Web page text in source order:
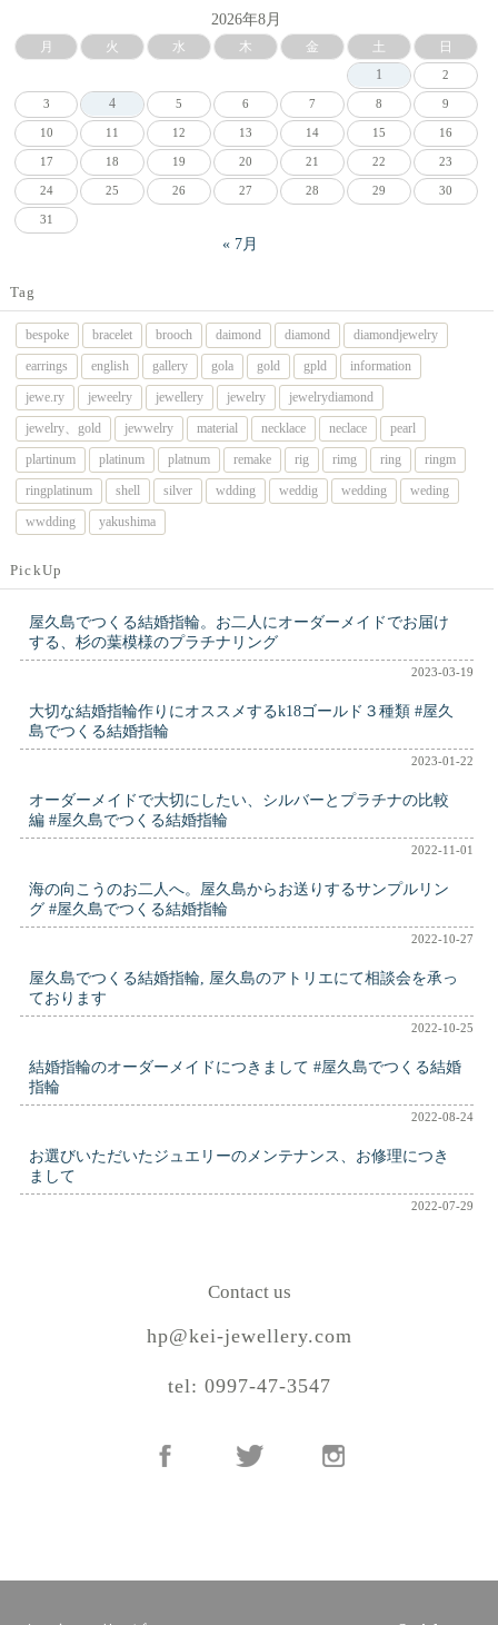
2026年8月
月 火 水 木 金 土
日
1
2
3 4 5 6 7 8 9
10 11 12 13 14 15 16
17 18 19 20 21 22 23
24 25 26 27 28 29 30
31
« 7月
Tag
bespoke bracelet brooch daimond diamond
diamondjewelry
earrings
english gallery gola gold gpld
information
jewe.ry
jeweelry jewellery jewelry
jewelrydiamond
jewelry、gold
jewwelry material necklace neclace
pearl
plartinum
platinum platnum remake rig rimg ring
ringm
ringplatinum
shell silver wdding weddig wedding
weding
wwdding
yakushima
PickUp
屋久島でつくる結婚指輪。お二人にオーダーメイドでお届け
する、杉の葉模様のプラチナリング
2023-03-19
大切な結婚指輪作りにオススメするk18ゴールド３種類 #屋久
島でつくる結婚指輪
2023-01-22
オーダーメイドで大切にしたい、シルバーとプラチナの比較
編 #屋久島でつくる結婚指輪
2022-11-01
海の向こうのお二人へ。屋久島からお送りするサンプルリン
グ #屋久島でつくる結婚指輪
2022-10-27
屋久島でつくる結婚指輪, 屋久島のアトリエにて相談会を承っ
ております
2022-10-25
結婚指輪のオーダーメイドにつきまして #屋久島でつくる結婚
指輪
2022-08-24
お選びいただいたジュエリーのメンテナンス、お修理につき
まして
2022-07-29
Contact us
hp@kei-jewellery.com
tel: 0997-47-3547